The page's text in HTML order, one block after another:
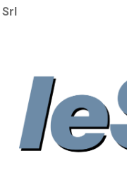
Srl